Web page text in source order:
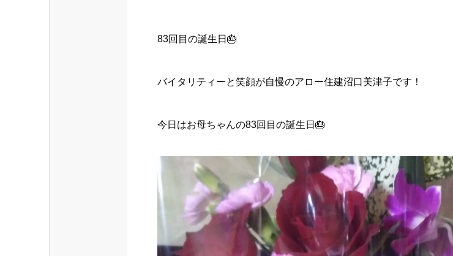
83回目の誕生日🎂
バイタリティーと笑顔が自慢のアロー住建沼口美津子です！
今日はお母ちゃんの83回目の誕生日🎂